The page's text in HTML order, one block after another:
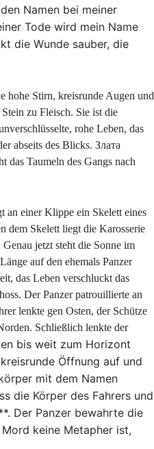
Namen bei meiner
Tode wird mein Name
die Wunde sauber, die
hohe Stirn, kreisrunde Augen und
zu Fleisch. Sie ist die
rohe Leben, das
abseits des Blicks. Злата
das Taumeln des Gangs nach
an einer Klippe ein Skelett eines
jetzt steht die Sonne im
auf den ehemals Panzer
das Leben verschluckt das
Der Panzer patrouillierte an
lenkte gen Osten, der Schütze
Schließlich lenkte der
bis weit zum Horizont
Öffnung auf und
mit dem Namen
die Körper des Fahrers und
Der Panzer bewahrte die
keine Metapher ist,